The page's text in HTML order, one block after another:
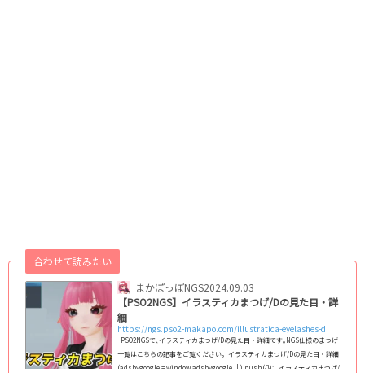
まかぽっぽNGS
合わせて読みたい
2024.09.03
【PSO2NGS】イラスティカまつげ/Dの見た目・詳
細
https://ngs.pso2-makapo.com/illustratica-eyelashes-d
PSO2NGSで､イラスティカまつげ/Dの見た目・詳細です｡NGS仕様のまつげ
一覧はこちらの記事をご覧ください｡ イラスティカまつげ/Dの見た目・詳細
(adsbygoogle = window.adsbygoogle || ).push({}); イラスティカまつげ/